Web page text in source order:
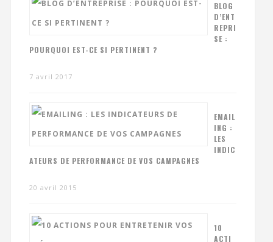
BLOG
D’ENT
REPRI
SE :
POURQUOI EST-CE SI PERTINENT ?
7 avril 2017
EMAIL
ING :
LES
INDIC
ATEURS DE PERFORMANCE DE VOS CAMPAGNES
20 avril 2015
10
ACTI